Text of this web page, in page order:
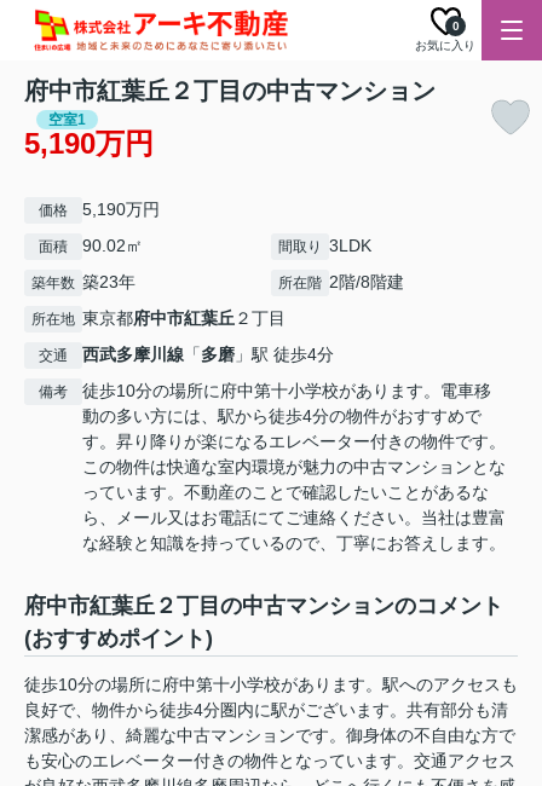
お気に入り
0
府中市紅葉丘２丁目の中古マンション
空室1
5,190万円
価格 5,190万円
面積 90.02㎡ 間取り 3LDK
築年数 築23年 所在階 2階/8階建
所在地 東京都府中市紅葉丘 ２丁目
交通 西武多摩川線 「多磨 」駅 徒歩4分
備考
徒歩10分の場所に府中第十小学校があります。電車移
動の多い方には、駅から徒歩4分の物件がおすすめで
す。昇り降りが楽になるエレベーター付きの物件です。
この物件は快適な室内環境が魅力の中古マンションとな
っています。不動産のことで確認したいことがあるな
ら、メール又はお電話にてご連絡ください。当社は豊富
な経験と知識を持っているので、丁寧にお答えします。
府中市紅葉丘２丁目の中古マンションのコメント
(おすすめポイント)
徒歩10分の場所に府中第十小学校があります。駅へのアクセスも
良好で、物件から徒歩4分圏内に駅がございます。共有部分も清
潔感があり、綺麗な中古マンションです。御身体の不自由な方で
も安心のエレベーター付きの物件となっています。交通アクセス